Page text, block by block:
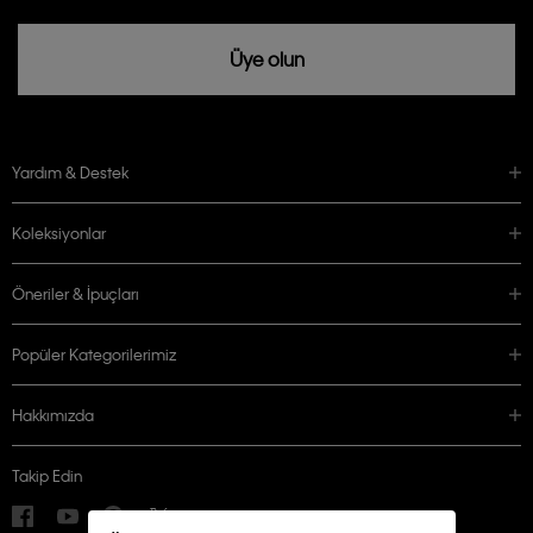
Üye olun
Yardım & Destek
Koleksiyonlar
Öneriler & İpuçları
Popüler Kategorilerimiz
Hakkımızda
Takip Edin